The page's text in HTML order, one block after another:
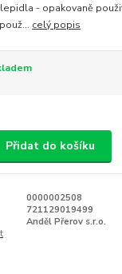
- opakovaně
celý popis
Přidat do košíku
0000002508
721129019499
Anděl Přerov s.r.o.